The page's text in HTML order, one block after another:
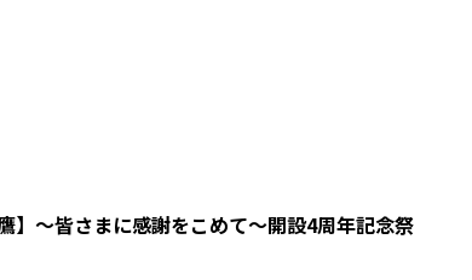
】〜皆さまに感謝をこめて〜開設4周年記念祭